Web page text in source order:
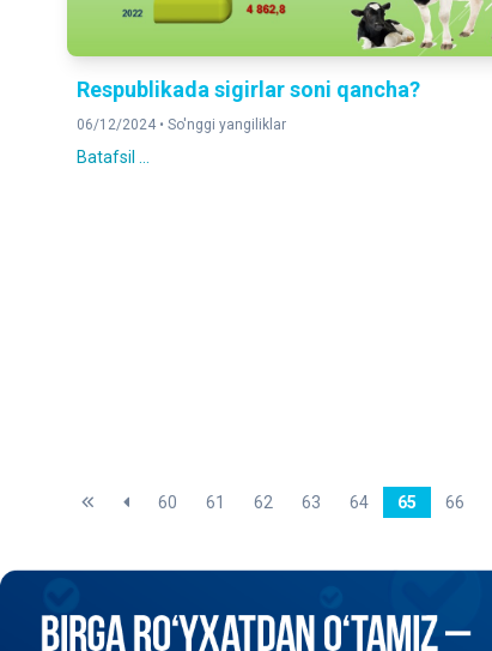
Respublikada sigirlar soni qancha?
06/12/2024 • So'nggi yangiliklar
Batafsil ...
60 61 62 63 64 65 66